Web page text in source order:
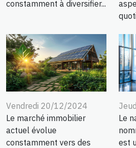
constamment à diversifier...
Vendredi 20/12/2024
Le marché immobilier
actuel évolue
constamment vers des
Le
est